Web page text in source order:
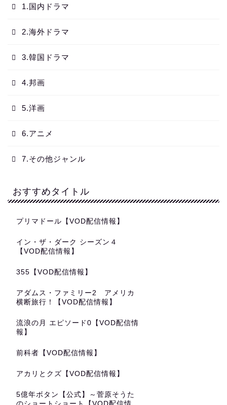
1.国内ドラマ
2.海外ドラマ
3.韓国ドラマ
4.邦画
5.洋画
6.アニメ
7.その他ジャンル
おすすめタイトル
プリマドール【VOD配信情報】
イン・ザ・ダーク シーズン４
【VOD配信情報】
355【VOD配信情報】
アダムス・ファミリー2 アメリカ
横断旅行！【VOD配信情報】
流浪の月 エピソード0【VOD配信情
報】
前科者【VOD配信情報】
アカリとクズ【VOD配信情報】
5億年ボタン【公式】～菅原そうた